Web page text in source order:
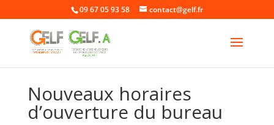
09 67 05 93 58 contact@gelf.fr
Nouveaux horaires
d’ouverture du bureau